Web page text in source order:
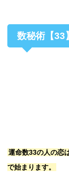
数秘術【33
運命数33の人の恋
で始まります。